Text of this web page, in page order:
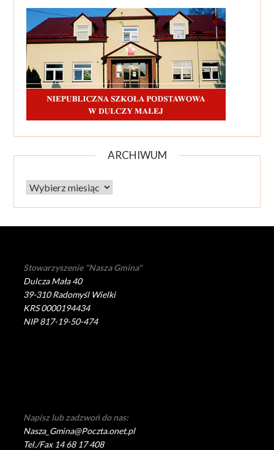
ARCHIWUM
Archiwum
Stowarzyszenie "Nasza Gmina"
Dulcza Mała 40
39-310 Radomyśl Wielki
KRS 0000194434
NIP 817-19-50-474
Napisz lub zadzwoń do nas:
Nasza_Gmina@Poczta.onet.pl
Tel./Fax 14 68 17 408